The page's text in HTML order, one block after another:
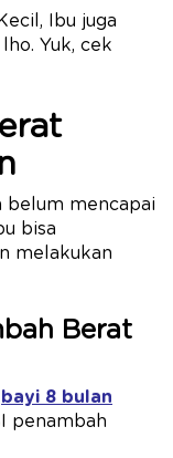
Ibu juga
lho. Yuk, cek
belum mencapai
bisa
melakukan
Berat
bayi 8 bulan
penambah